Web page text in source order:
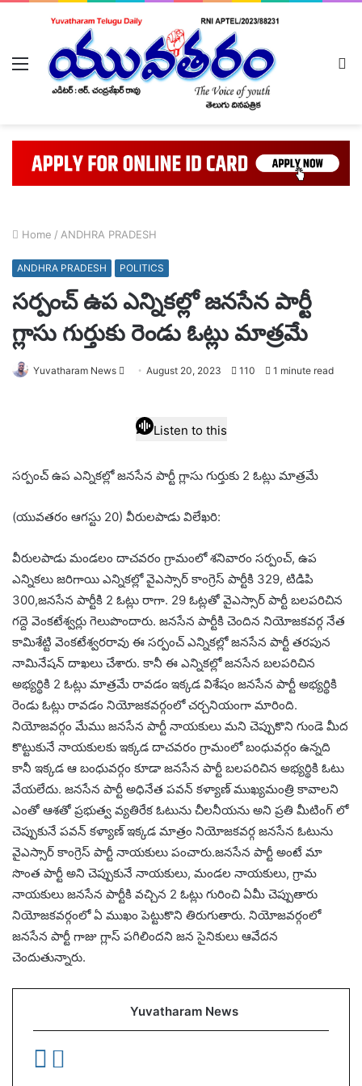
Menu
Home / ANDHRA PRADESH
ANDHRA PRADESH POLITICS
సర్పంచ్ ఉప ఎన్నికల్లో జనసేన పార్టీ
గ్లాసు గుర్తుకు రెండు ఓట్లు మాత్రమే
Yuvatharam News
Send August 20, 2023 110 1 minute read
Listen to this
సర్పంచ్ ఉప ఎన్నికల్లో జనసేన పార్టీ గ్లాసు గుర్తుకు 2 ఓట్లు మాత్రమే
(యువతరం ఆగస్టు 20) వీరులపాడు విలేఖరి:
వీరులపాడు మండలం దాచవరం గ్రామంలో శనివారం సర్పంచ్, ఉప
ఎన్నికలు జరిగాయి ఎన్నికల్లో వైఎస్సార్ కాంగ్రెస్ పార్టీకి 329, టిడిపి
300,జనసేన పార్టీకి 2 ఓట్లు రాగా. 29 ఓట్లతో వైఎస్సార్ పార్టీ బలపరిచిన
గద్దె వెంకటేశ్వర్లు గెలుపొందారు. జనసేన పార్టీకి చెందిన నియోజకవర్గ నేత
కామిశేట్టి వెంకటేశ్వరరావు ఈ సర్పంచ్ ఎన్నికల్లో జనసేన పార్టీ తరపున
నామినేషన్ దాఖలు చేశారు. కానీ ఈ ఎన్నికల్లో జనసేన బలపరిచిన
అభ్యర్థికి 2 ఓట్లు మాత్రమే రావడం ఇక్కడ విశేషం జనసేన పార్టీ అభ్యర్థికి
రెండు ఓట్లు రావడం నియోజకవర్గంలో చర్చనియంగా మారింది.
నియోజవర్గం మేము జనసేన పార్టీ నాయకులు మని చెప్పుకొని గుండె మీద
కొట్టుకునే నాయకులకు ఇక్కడ దాచవరం గ్రామంలో బంధువర్గం ఉన్నది
కానీ ఇక్కడ ఆ బంధువర్గం కూడా జనసేన పార్టీ బలపరిచిన అభ్యర్థికి ఓటు
వేయలేదు. జనసేన పార్టీ అధినేత పవన్ కళ్యాణ్ ముఖ్యమంత్రి కావాలని
ఎంతో ఆశతో ప్రభుత్వ వ్యతిరేక ఓటును చీలనీయను అని ప్రతి మీటింగ్ లో
చెప్పుకునే పవన్ కళ్యాణ్ ఇక్కడ మాత్రం నియోజకవర్గ జనసేన ఓటును
వైఎస్సార్ కాంగ్రెస్ పార్టీ నాయకులు పంచారు.జనసేన పార్టీ అంటే మా
సొంత పార్టీ అని చెప్పుకునే నాయకులు, మండల నాయకులు, గ్రామ
నాయకులు జనసేన పార్టీకి వచ్చిన 2 ఓట్లు గురించి ఏమీ చెప్పుతారు
నియోజకవర్గంలో ఏ ముఖం పెట్టుకొని తిరుగుతారు. నియోజవర్గంలో
జనసేన పార్టీ గాజు గ్లాస్ పగిలిందని జన సైనికులు ఆవేదన
చెందుతున్నారు.
Yuvatharam News